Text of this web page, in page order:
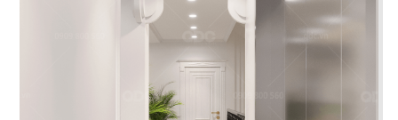
VĂN PHÒNG VATEL
Vatel được thiết kế nội thất văn phòng làm việc